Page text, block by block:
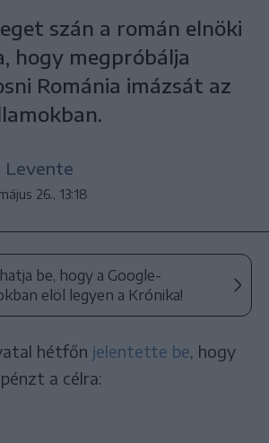
szán a román elnöki
hogy megpróbálja
Románia imázsát az
Levente
26., 13:18
be, hogy a Google-
elöl legyen a Krónika!
hétfőn jelentette be , hogy
a célra: